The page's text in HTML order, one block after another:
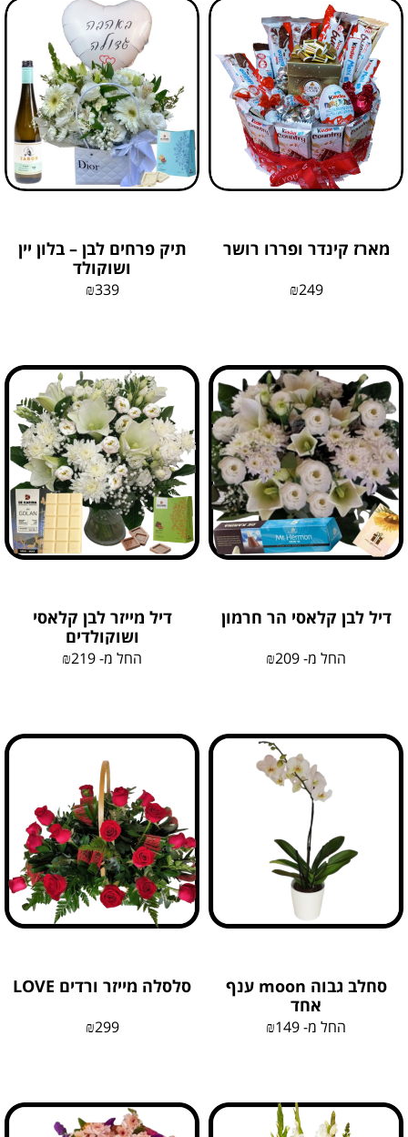
מארז קינדר ופררו רושר
₪249
תיק פרחים לבן – בלון יין
ושוקולד
₪339
דיל לבן קלאסי הר חרמון
החל מ- ₪209
דיל מייזר לבן קלאסי
ושוקולדים
החל מ- ₪219
סחלב גבוה moon ענף
אחד
החל מ- ₪149
סלסלה מייזר ורדים LOVE
₪299